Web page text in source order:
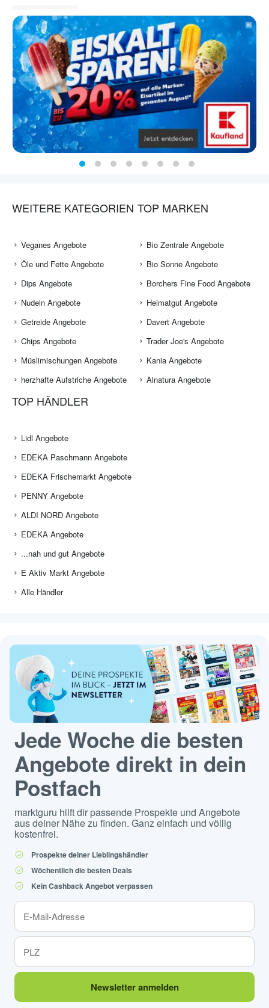
WEITERE KATEGORIEN
Veganes Angebote
Öle und Fette Angebote
Dips Angebote
Nudeln Angebote
Getreide Angebote
Chips Angebote
Müslimischungen Angebote
herzhafte Aufstriche Angebote
TOP MARKEN
Bio Zentrale Angebote
Bio Sonne Angebote
Borchers Fine Food Angebote
Heimatgut Angebote
Davert Angebote
Trader Joe's Angebote
Kania Angebote
Alnatura Angebote
TOP HÄNDLER
Lidl Angebote
EDEKA Paschmann Angebote
EDEKA Frischemarkt Angebote
PENNY Angebote
ALDI NORD Angebote
EDEKA Angebote
...nah und gut Angebote
E Aktiv Markt Angebote
Alle Händler
Jede Woche die besten
Angebote direkt in dein
Postfach
marktguru hilft dir passende Prospekte und Angebote
aus deiner Nähe zu finden. Ganz einfach und völlig
kostenfrei.
Prospekte deiner Lieblingshändler
Wöchentlich die besten Deals
Kein Cashback Angebot verpassen
Newsletter anmelden